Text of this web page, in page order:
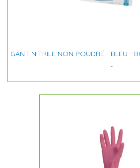
GANT NITRILE NON POUDRÉ - BLEU -
-